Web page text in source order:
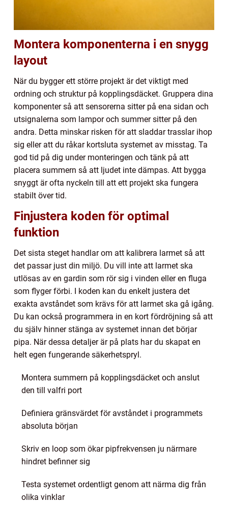
Montera komponenterna i en snygg
layout
När du bygger ett större projekt är det viktigt med
ordning och struktur på kopplingsdäcket. Gruppera dina
komponenter så att sensorerna sitter på ena sidan och
utsignalerna som lampor och summer sitter på den
andra. Detta minskar risken för att sladdar trasslar ihop
sig eller att du råkar kortsluta systemet av misstag. Ta
god tid på dig under monteringen och tänk på att
placera summern så att ljudet inte dämpas. Att bygga
snyggt är ofta nyckeln till att ett projekt ska fungera
stabilt över tid.
Finjustera koden för optimal
funktion
Det sista steget handlar om att kalibrera larmet så att
det passar just din miljö. Du vill inte att larmet ska
utlösas av en gardin som rör sig i vinden eller en fluga
som flyger förbi. I koden kan du enkelt justera det
exakta avståndet som krävs för att larmet ska gå igång.
Du kan också programmera in en kort fördröjning så att
du själv hinner stänga av systemet innan det börjar
pipa. När dessa detaljer är på plats har du skapat en
helt egen fungerande säkerhetspryl.
Montera summern på kopplingsdäcket och anslut
den till valfri port
Definiera gränsvärdet för avståndet i programmets
absoluta början
Skriv en loop som ökar pipfrekvensen ju närmare
hindret befinner sig
Testa systemet ordentligt genom att närma dig från
olika vinklar